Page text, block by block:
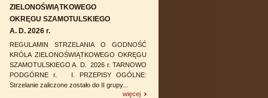
ZIELONOŚWIĄTKOWEGO
OKRĘGU SZAMOTULSKIEGO
A. D. 2026 r.
REGULAMIN STRZELANIA O GODNOŚĆ
KRÓLA ZIELONOŚWIĄTKOWEGO OKRĘGU
SZAMOTULSKIEGO A. D. 2026 r. TARNOWO
PODGÓRNE r. I. PRZEPISY OGÓLNE:
Strzelanie zaliczone zostało do II grupy...
więcej